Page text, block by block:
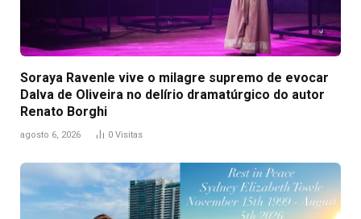
Soraya Ravenle vive o milagre supremo de evocar
Dalva de Oliveira no delírio dramatúrgico do autor
Renato Borghi
agosto 6, 2026 0 Visitas